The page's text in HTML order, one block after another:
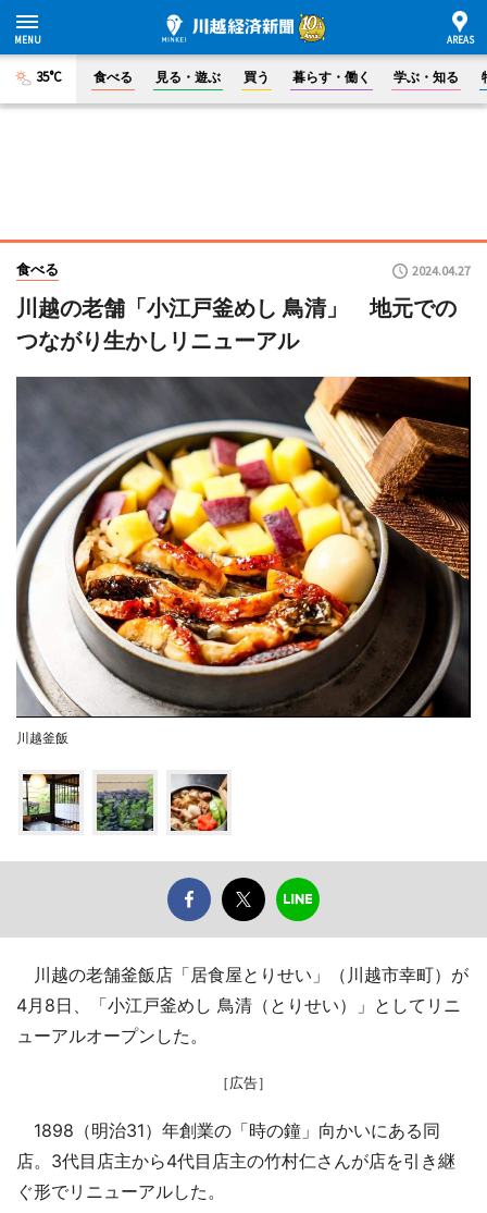
35°C 食べる 見る・遊ぶ 買う 暮らす・働く 学ぶ・知る
食べる 2024.04.27
川越の老舗「小江戸釜めし 鳥清」 地元での
つながり生かしリニューアル
川越釜飯
川越の老舗釜飯店「居食屋とりせい」（川越市幸町）が
4月8日、「小江戸釜めし 鳥清（とりせい）」としてリニ
ューアルオープンした。
［広告］
1898（明治31）年創業の「時の鐘」向かいにある同
店。3代目店主から4代目店主の竹村仁さんが店を引き継
ぐ形でリニューアルした。